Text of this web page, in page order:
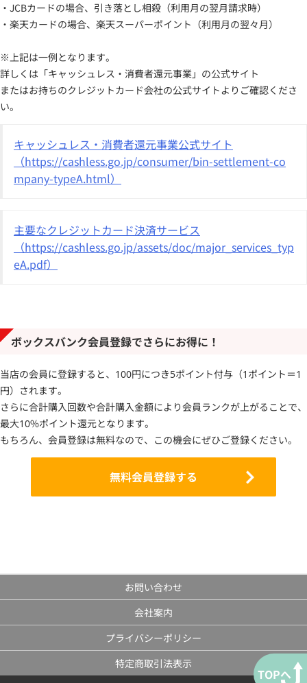
・JCBカードの場合、引き落とし相殺（利用月の翌月請求時）
・楽天カードの場合、楽天スーパーポイント（利用月の翌々月）
※上記は一例となります。
詳しくは「キャッシュレス・消費者還元事業」の公式サイト
またはお持ちのクレジットカード会社の公式サイトよりご確認くださ
い。
キャッシュレス・消費者還元事業公式サイト
（https://cashless.go.jp/consumer/bin-settlement-co
mpany-typeA.html）
主要なクレジットカード決済サービス
（https://cashless.go.jp/assets/doc/major_services_typ
eA.pdf）
ボックスバンク会員登録でさらにお得に！
当店の会員に登録すると、100円につき5ポイント付与（1ポイント＝1
円）されます。
さらに合計購入回数や合計購入金額により会員ランクが上がることで、
最大10%ポイント還元となります。
もちろん、会員登録は無料なので、この機会にぜひご登録ください。
無料会員登録する
お問い合わせ
会社案内
プライバシーポリシー
特定商取引法表示
TOPへ